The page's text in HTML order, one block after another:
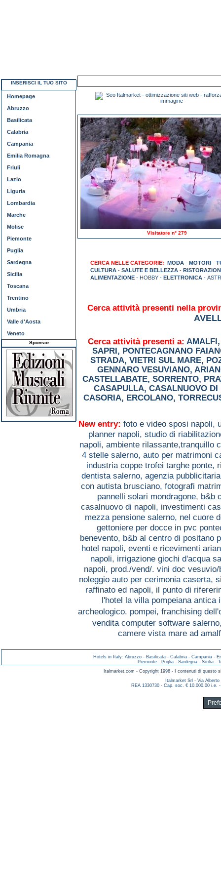
Visitatore n° 279
CERCA NELLE CATEGORIE: MODA - MOTORI -
CULTURA - SALUTE E BELLEZZA -
ALIMENTAZIONE - HOBBY - ELETTRONICA -
Cerca attività presenti nella
Cerca attività presenti a: AMALFI
SAPRI, PONTECAGNANO
STRADA, VIETRI SUL MARE,
GENNARO VESUVIANO,
CASTELLABATE, SORRENTO,
CASAPULLA, CASALNUOVO DI
CASORIA, ERCOLANO,
New entry: foto e video sposi napoli,
planner napoli, studio di
napoli, ambiente rilassante,tranquillo
4 stelle salerno, auto per matrimoni
industria coppe trofei targhe ponte,
dentista salerno, agenzia
con autista brusciano, fotografi
pannelli solari mondragone, b&b
casalnuovo di napoli, investimenti
mezza pensione salerno, nel cuore
gettoniere per docce in pvc
benevento, b&b al centro di positano
hotel napoli, eventi e ricevimenti
napoli, irrigazione giochi d'acqua
napoli, prod./vend/. vini doc
noleggio auto per cerimonia caserta,
raffinato ed napoli, il punto di
l'hotel la villa pompeiana
archeologico. pompei, franchising
vendita computer software
camere vista mare ad
INSERISCI IL TUO SITO
Homepage
Abruzzo
Basilicata
Calabria
Campania
Emilia Romagna
Friuli
Lazio
Liguria
Lombardia
Marche
Molise
Piemonte
Puglia
Sardegna
Sicilia
Toscana
Trentino
Umbria
Valle d'Aosta
Veneto
Sponsor
Hotels in Italy: Abruzzo - Basilicata - Calabria - Campania -
Piemonte- Puglia- Sardegna- Sicilia-
Italmarket.com - Copyright 1996 - I contenuti di questo
Italmarket Srl - Via
REA 1330730 - Cap. soc. € 10.000,00 i.e.